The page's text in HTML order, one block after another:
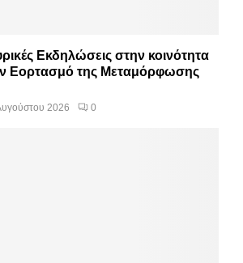
Εκδηλώσεις στην κοινότητα
Εορτασμό της Μεταμόρφωσης
2026 0